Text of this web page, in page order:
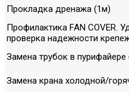
Прокладка дренажа (1м)
Профилактика FAN COVER.
проверка надежности
Замена трубок в пурифайере
Замена крана холодной/